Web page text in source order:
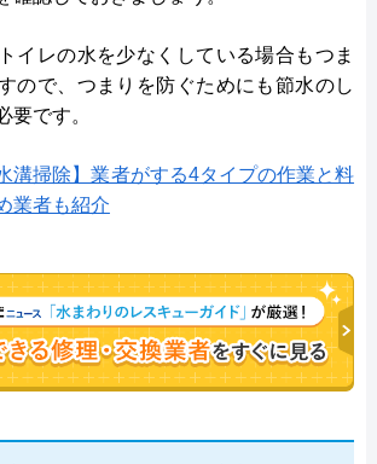
イレの水を少なくしている場合もつま
ので、つまりを防ぐためにも節水のし
要です。
溝掃除】業者がする4タイプの作業と料
業者も紹介